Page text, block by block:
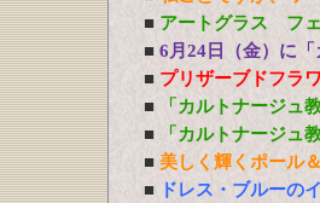
■ アートグラス フ
■ 6月24日（金）に
■ プリザーブドフラ
■
「カルトナージュ
■
「カルトナージュ
■ 美しく輝くポール
■
ドレス・ブルーの